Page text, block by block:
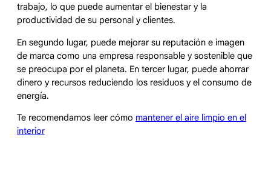
trabajo, lo que puede aumentar el bienestar y la
productividad de su personal y clientes.
En segundo lugar, puede mejorar su reputación e imagen
de marca como una empresa responsable y sostenible que
se preocupa por el planeta. En tercer lugar, puede ahorrar
dinero y recursos reduciendo los residuos y el consumo de
energía.
Te recomendamos leer cómo mantener el aire limpio en el
interior